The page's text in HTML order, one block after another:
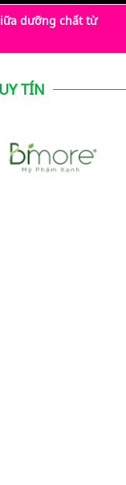
dưỡng chất từ
TÍN